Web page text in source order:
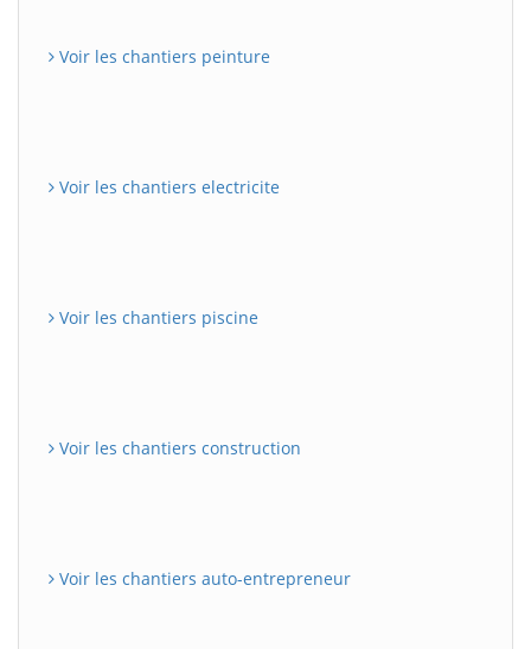
Voir les chantiers peinture
Voir les chantiers electricite
Voir les chantiers piscine
Voir les chantiers construction
Voir les chantiers auto-entrepreneur